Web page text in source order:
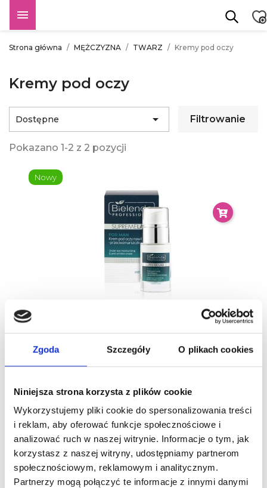
Zgoda Szczegóły O plikach cookies
Niniejsza strona korzysta z plików cookie
Wykorzystujemy pliki cookie do spersonalizowania treści
i reklam, aby oferować funkcje społecznościowe i
analizować ruch w naszej witrynie. Informacje o tym, jak
korzystasz z naszej witryny, udostępniamy partnerom
społecznościowym, reklamowym i analitycznym.
Partnerzy mogą połączyć te informacje z innymi danymi

Strona główna MĘŻCZYZNA TWARZ Kremy pod oczy
Kremy pod oczy
Dostępne  Filtrowanie
Pokazano 1-2 z 2 pozycji
Bielenda Supremelab Men Line Krem Pod Oczy...
29,00 zł
Nowy
-15%
Nowy